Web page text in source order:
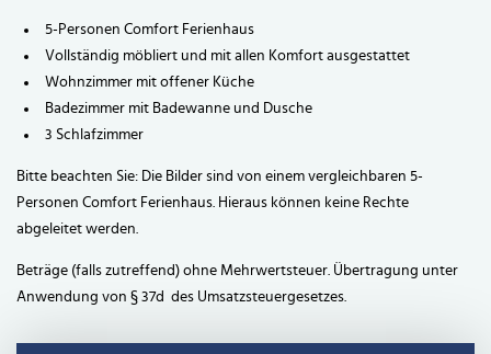
5-Personen Comfort Ferienhaus
Vollständig möbliert und mit allen Komfort ausgestattet
Wohnzimmer mit offener Küche
Badezimmer mit Badewanne und Dusche
3 Schlafzimmer
Bitte beachten Sie: Die Bilder sind von einem vergleichbaren 5-
Personen Comfort Ferienhaus. Hieraus können keine Rechte
abgeleitet werden.
Beträge (falls zutreffend) ohne Mehrwertsteuer. Übertragung unter
Anwendung von § 37d des Umsatzsteuergesetzes.